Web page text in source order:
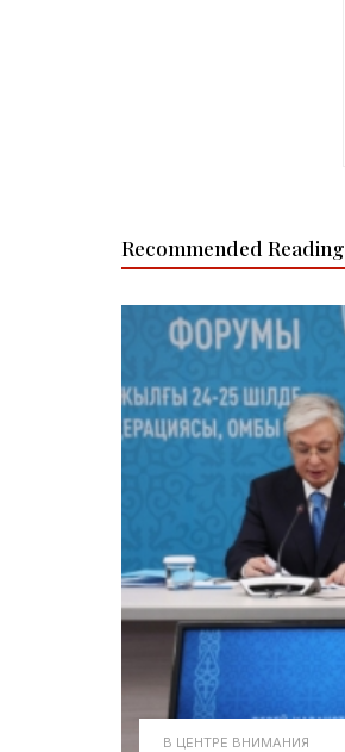
Recommended Reading
В ЦЕНТРЕ ВНИМАНИЯ